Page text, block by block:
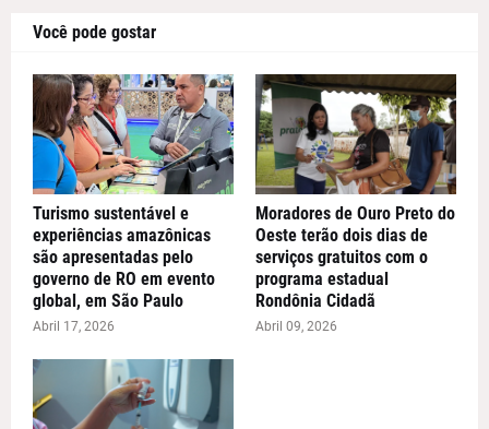
Você pode gostar
Turismo sustentável e
experiências amazônicas
são apresentadas pelo
governo de RO em evento
global, em São Paulo
Abril 17, 2026
Moradores de Ouro Preto do
Oeste terão dois dias de
serviços gratuitos com o
programa estadual
Rondônia Cidadã
Abril 09, 2026